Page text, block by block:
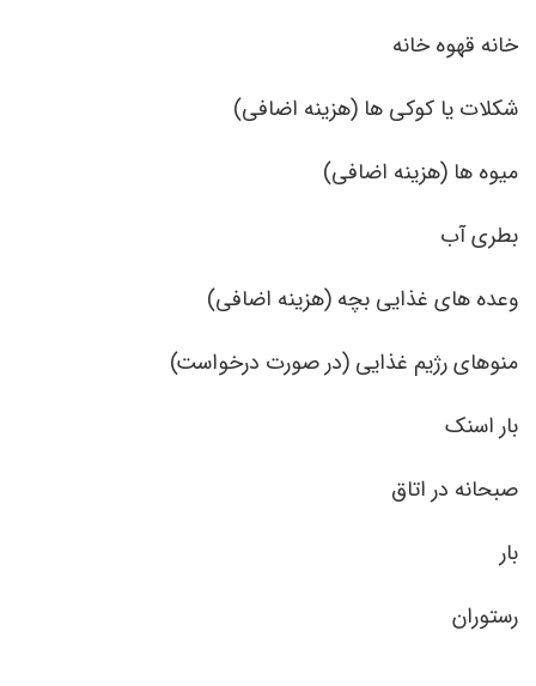
خانه قهوه خانه
شکلات یا کوکی ها (هزینه اضافی)
میوه ها (هزینه اضافی)
بطری آب
وعده های غذایی بچه (هزینه اضافی)
منوهای رژیم غذایی (در صورت درخواست)
بار اسنک
صبحانه در اتاق
بار
رستوران